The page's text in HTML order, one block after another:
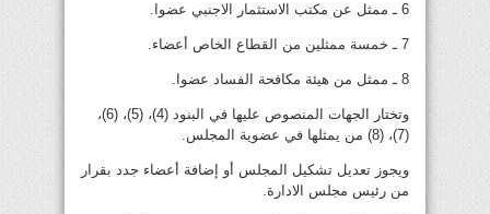
6 ـ ممثل عن مكتب الاستثمار الاجنبي عضوا.
7 ـ خمسة ممثلين من القطاع الخاص أعضاء.
8 ـ ممثل من هيئة مكافحة الفساد عضوا.
وتختار الجهات المنصوص عليها في البنود (4)، (5)، (6)،
(7)، (8) من يمثلها في عضوية المجلس.
ويجوز تعديل تشكيل المجلس أو إضافة أعضاء جدد بقرار
من رئيس مجلس الادارة.